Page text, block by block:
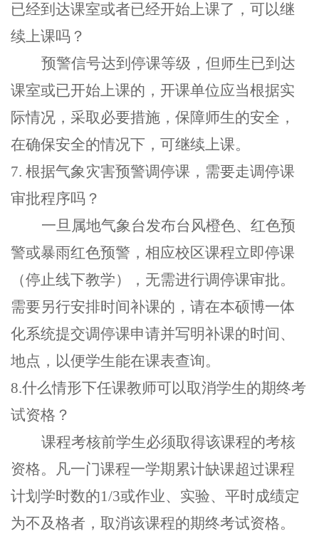
已经到达课室或者已经开始上课了 ， 可以继
续上课吗 ？
预警信号达到停课等级 ， 但师生已到达
课室或已开始上课的 ， 开课单位应当根据实
际情况 ， 采取必要措施 ， 保障师生的安全 ，
在确保安全的情况下 ， 可继续上课。
7. 根据气象灾害预警调停课 ， 需要走调停课
审批程序吗 ？
一旦属地气象台发布台风橙色、红色预
警或暴雨红色预警，相应校区课程立即停课
（停止线下教学），无需进行调停课审批。
需要另行安排时间补课的，请在本硕博一体
化系统提交调停课申请并写明补课的时间、
地点，以便学生能在课表查询。
8.什么情形下任课教师可以取消学生的期终考
试资格？
课程考核前学生必须取得该课程的考核
资格。凡一门课程一学期累计缺课超过课程
计划学时数的1/3或作业、实验、平时成绩定
为不及格者，取消该课程的期终考试资格。